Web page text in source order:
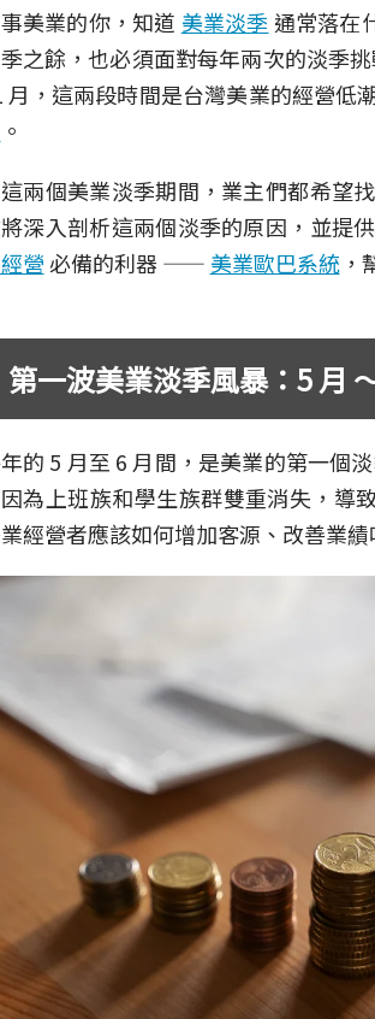
美業的你，知道 美業淡季 通常落在
之餘，也必須面對每年兩次的淡季
月，這兩段時間是台灣美業的經營低
。
兩個美業淡季期間，業主們都希望
深入剖析這兩個淡季的原因，並提
營 必備的利器 —— 美業歐巴系統，
第一波美業淡季風暴：5 月
的 5 月至 6 月間，是美業的第一個
為上班族和學生族群雙重消失，導
經營者應該如何增加客源、改善業績